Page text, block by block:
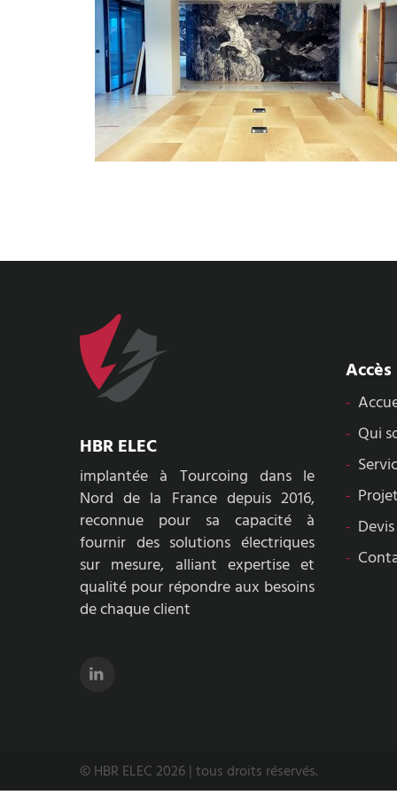
HBR ELEC
implantée à Tourcoing dans le
Nord de la France depuis 2016,
reconnue pour sa capacité à
fournir des solutions électriques
sur mesure, alliant expertise et
qualité pour répondre aux besoins
de chaque client
Qui
© HBR ELEC 2026 | tous droits réservés.